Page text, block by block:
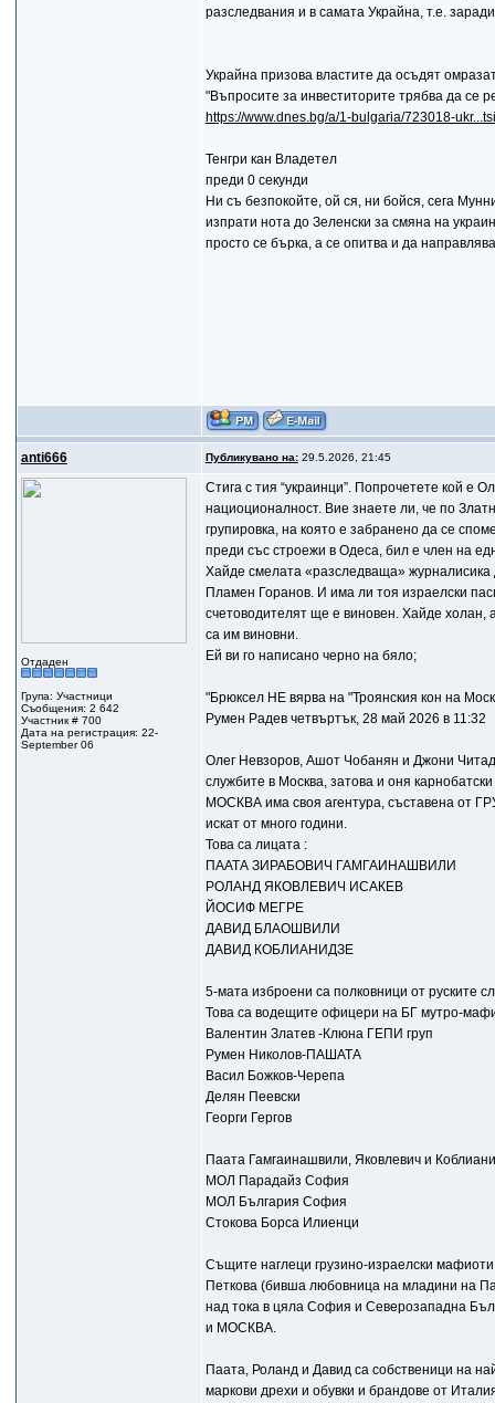
разследвания и в самата Украйна, т.е.
Украйна призова властите да осъдят
"Въпросите за инвеститорите трябва да се
https://www.dnes.bg/a/1-bulgaria/723018-
Тенгри кан Владетел
преди 0 секунди
Ни съ безпокойте, ой ся, ни бойся, сега
изпрати нота до Зеленски за смяна на
просто се бърка, а се опитва и да
anti666 Публикувано на:29.5.2026, 21:45
Отдаден
Група: Участници
Съобщения: 2 642
Участник # 700
Дата на регистрация: 22-
September 06
Стига с тия “украинци”. Попрочетете кой е
нациоционалност. Вие знаете ли, че по
групировка, на която е забранено да се
преди със строежи в Одеса, бил е член на
Хайде смелата «разследваща» журналисика
Пламен Горанов. И има ли тоя израелски
счетоводителят ще е виновен. Хайде холан,
са им виновни.
Ей ви го написано черно на бяло;
"Брюксел НЕ вярва на "Троянския кон на
Румен Радев четвъртък, 28 май 2026 в 11:32
Олег Невзоров, Ашот Чобанян и Джони
службите в Москва, затова и оня
МОСКВА има своя агентура, съставена от
искат от много години.
Това са лицата :
ПААТА ЗИРАБОВИЧ ГАМГАИНАШВИЛИ
РОЛАНД ЯКОВЛЕВИЧ ИСАКЕВ
ЙОСИФ МЕГРЕ
ДАВИД БЛАОШВИЛИ
ДАВИД КОБЛИАНИДЗЕ
5-мата изброени са полковници от руските
Това са водещите офицери на БГ мутро-
Валентин Златев -Клюна ГЕПИ груп
Румен Николов-ПАШАТА
Васил Божков-Черепа
Делян Пеевски
Георги Гергов
Паата Гамгаинашвили, Яковлевич и
МОЛ Парадайз София
МОЛ България София
Стокова Борса Илиенци
Същите наглеци грузино-израелски
Петкова (бивша любовница на младини на
над тока в цяла София и Северозападна
и МОСКВА.
Паата, Роланд и Давид са собственици на
маркови дрехи и обувки и брандове от